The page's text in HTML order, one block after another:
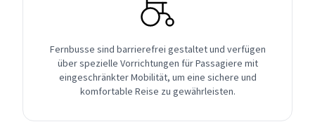
Fernbusse sind barrierefrei gestaltet und verfügen
über spezielle Vorrichtungen für Passagiere mit
eingeschränkter Mobilität, um eine sichere und
komfortable Reise zu gewährleisten.